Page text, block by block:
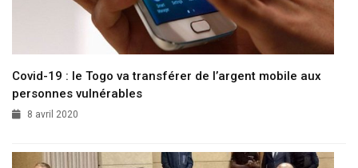
Covid-19 : le Togo va transférer de l’argent mobile aux
personnes vulnérables
8 avril 2020